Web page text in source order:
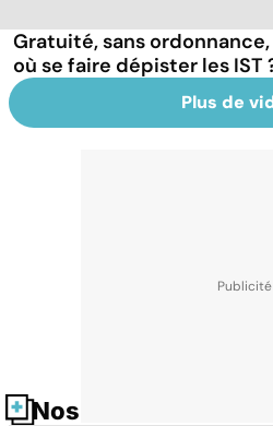
Gratuité, sans
où se faire dépister les IST
Plus de
Nos fiches santé